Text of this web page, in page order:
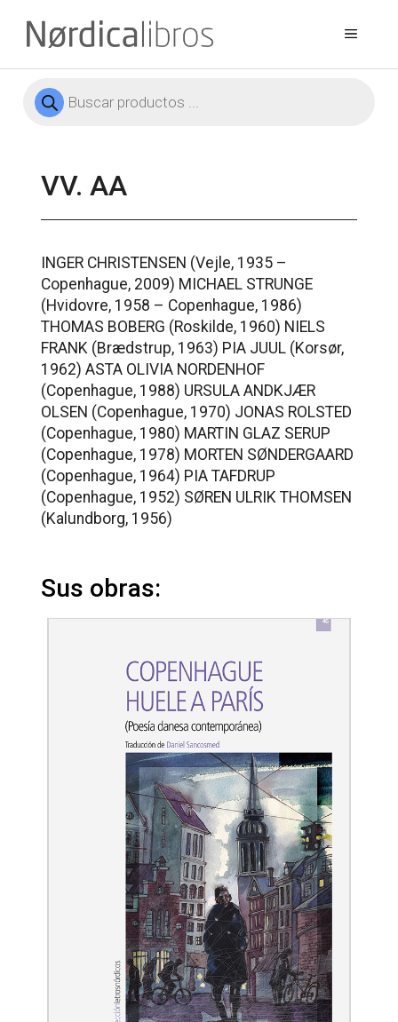
contenido
Menú
Búsqueda
de
VV. AA
INGER CHRISTENSEN (Vejle, 1935 –
Copenhague, 2009) MICHAEL STRUNGE
(Hvidovre, 1958 – Copenhague, 1986)
THOMAS BOBERG (Roskilde, 1960) NIELS
FRANK (Brædstrup, 1963) PIA JUUL (Korsør,
1962) ASTA OLIVIA NORDENHOF
(Copenhague, 1988) URSULA ANDKJÆR
OLSEN (Copenhague, 1970) JONAS ROLSTED
(Copenhague, 1980) MARTIN GLAZ SERUP
(Copenhague, 1978) MORTEN SØNDERGAARD
(Copenhague, 1964) PIA TAFDRUP
(Copenhague, 1952) SØREN ULRIK THOMSEN
(Kalundborg, 1956)
Sus obras: